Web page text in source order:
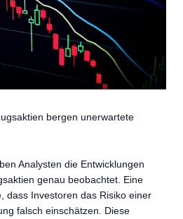
bergen unerwartete
Analysten die Entwicklungen
genau beobachtet. Eine
dass Investoren das Risiko einer
falsch einschätzen. Diese